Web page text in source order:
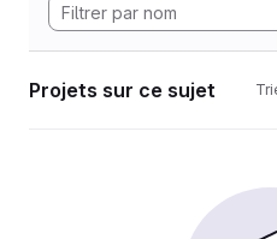
Projets sur ce sujet